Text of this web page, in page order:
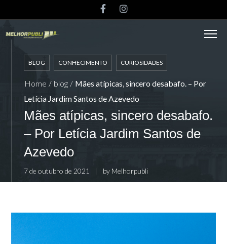
BLOG CONHECIMENTO CURIOSIDADES
Home / blog / Mães atípicas, sincero desabafo. – Por
Letícia Jardim Santos de Azevedo
Mães atípicas, sincero desabafo.
– Por Letícia Jardim Santos de
Azevedo
7 de outubro de 2021 by Melhorpubli